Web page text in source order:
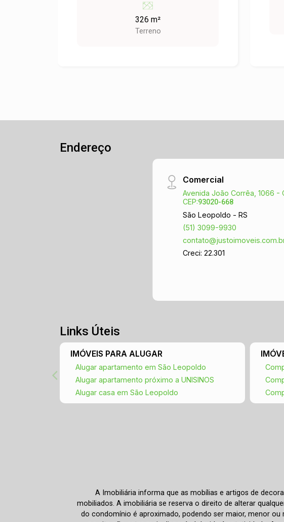
326 m²
Terreno
Endereço
Comercial
Avenida João Corrêa, 1066 -
CEP:93020-668
São Leopoldo - RS
(51) 3099-9930
Creci: 22.301
Links Úteis
IMÓVEIS PARA ALUGAR
Alugar apartamento em São Leopoldo
Alugar apartamento próximo a UNISINOS
Alugar casa em São Leopoldo
A Imobiliária informa que as mobílias e artigos de
mobiliados. A imobiliária se reserva o direito de alterar
do condomínio é aproximado, podendo ser maior, menor